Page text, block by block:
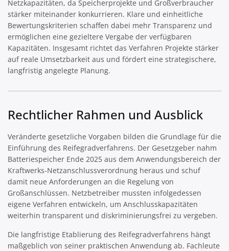
Netzkapazitäten, da Speicherprojekte und Großverbraucher
stärker miteinander konkurrieren. Klare und einheitliche
Bewertungskriterien schaffen dabei mehr Transparenz und
ermöglichen eine gezieltere Vergabe der verfügbaren
Kapazitäten. Insgesamt richtet das Verfahren Projekte stärker
auf reale Umsetzbarkeit aus und fördert eine strategischere,
langfristig angelegte Planung.
Rechtlicher Rahmen und Ausblick
Veränderte gesetzliche Vorgaben bilden die Grundlage für die
Einführung des Reifegradverfahrens. Der Gesetzgeber nahm
Batteriespeicher Ende 2025 aus dem Anwendungsbereich der
Kraftwerks-Netzanschlussverordnung heraus und schuf
damit neue Anforderungen an die Regelung von
Großanschlüssen. Netzbetreiber mussten infolgedessen
eigene Verfahren entwickeln, um Anschlusskapazitäten
weiterhin transparent und diskriminierungsfrei zu vergeben.
Die langfristige Etablierung des Reifegradverfahrens hängt
maßgeblich von seiner praktischen Anwendung ab. Fachleute